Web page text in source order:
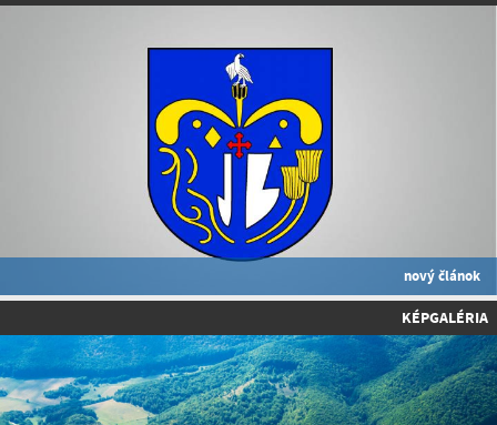
nový článok
KÉPGALÉRIA